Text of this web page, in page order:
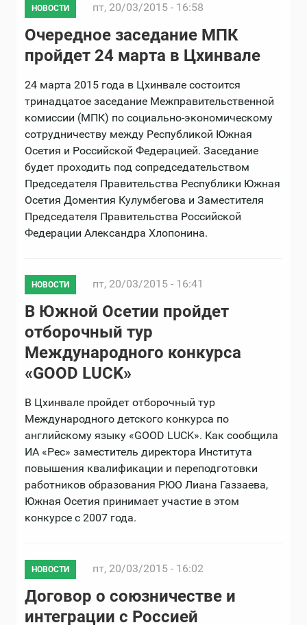
НОВОСТИ пт, 20/03/2015 - 16:58
Очередное заседание МПК
пройдет 24 марта в Цхинвале
24 марта 2015 года в Цхинвале состоится
тринадцатое заседание Межправительственной
комиссии (МПК) по социально-экономическому
сотрудничеству между Республикой Южная
Осетия и Российской Федерацией. Заседание
будет проходить под сопредседательством
Председателя Правительства Республики Южная
Осетия Доментия Кулумбегова и Заместителя
Председателя Правительства Российской
Федерации Александра Хлопонина.
НОВОСТИ пт, 20/03/2015 - 16:41
В Южной Осетии пройдет
отборочный тур
Международного конкурса
«GOOD LUCK»
В Цхинвале пройдет отборочный тур
Международного детского конкурса по
английскому языку «GOOD LUCK». Как сообщила
ИА «Рес» заместитель директора Института
повышения квалификации и переподготовки
работников образования РЮО Лиана Газзаева,
Южная Осетия принимает участие в этом
конкурсе с 2007 года.
НОВОСТИ пт, 20/03/2015 - 16:02
Договор о союзничестве и
интеграции с Россией